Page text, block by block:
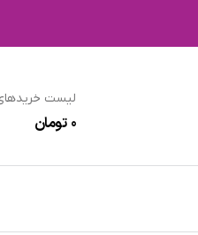
لیست
0 تومان